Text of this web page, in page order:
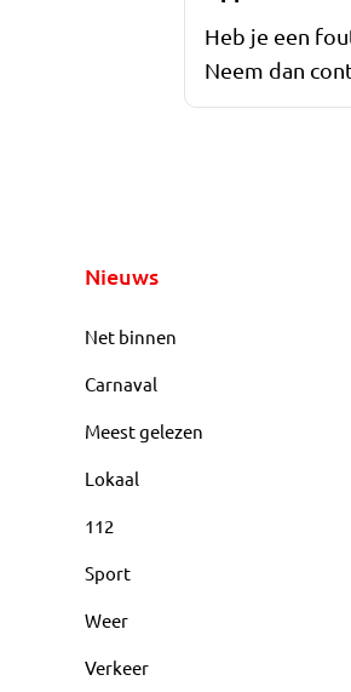
Heb je een
Neem dan
Nieuws
Net binnen
Carnaval
Meest gelezen
Lokaal
112
Sport
Weer
Verkeer